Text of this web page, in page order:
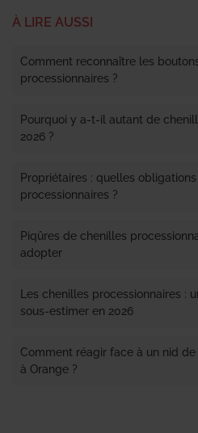
À LIRE AUSSI
Comment reconnaître les
processionnaires ?
Pourquoi y a-t-il autant de
2026 ?
Propriétaires : quelles
processionnaires ?
Piqûres de chenilles
adopter
Les chenilles processionnaires :
sous-estimer en 2026
Comment réagir face à un nid
à Orange ?